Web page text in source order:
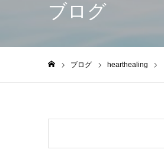
ブログ
ブログ hearthealing